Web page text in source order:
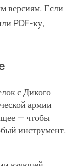
версиям. Если
PDF-ку,
с Дикого
армии
— чтобы
инструмент.